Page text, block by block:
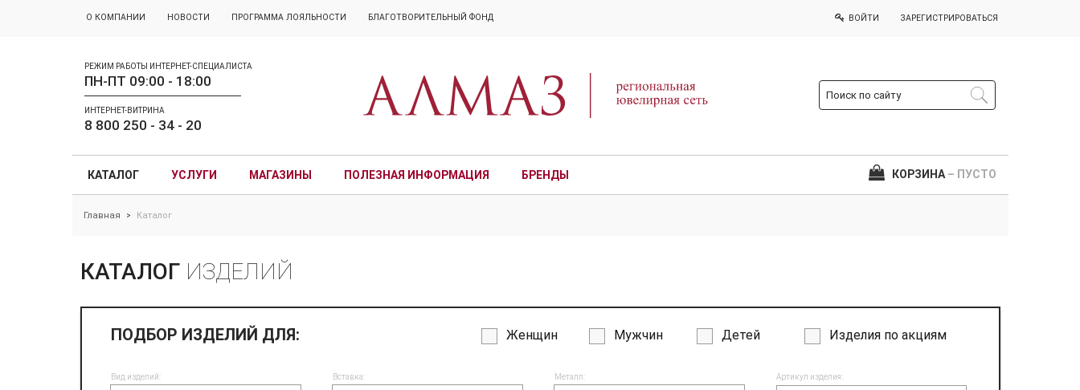
О КОМПАНИИ НОВОСТИ ПРОГРАММА ЛОЯЛЬНОСТИ БЛАГОТВОРИТЕЛЬНЫЙ ФОНД
РЕЖИМ РАБОТЫ ИНТЕРНЕТ-СПЕЦИАЛИСТА
ПН-ПТ 09:00 - 18:00
ИНТЕРНЕТ-ВИТРИНА
8 800 250 - 34 - 20
ВОЙТИ ЗАРЕГИСТРИРОВАТЬСЯ
КАТАЛОГ УСЛУГИ МАГАЗИНЫ ПОЛЕЗНАЯ ИНФОРМАЦИЯ БРЕНДЫ КОРЗИНА – ПУСТО
Главная > Каталог
КАТАЛОГ ИЗДЕЛИЙ
ПОДБОР ИЗДЕЛИЙ ДЛЯ: Женщин Мужчин Детей Изделия по акциям
Вид изделий: Вставка: Металл: Артикул изделия: